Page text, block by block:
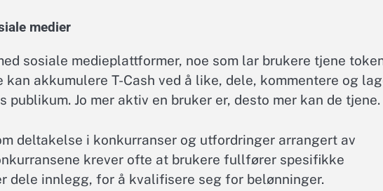
medier
sosiale medieplattformer, noe som lar brukere tjene
akkumulere T-Cash ved å like, dele, kommentere og
publikum. Jo mer aktiv en bruker er, desto mer kan de tjene.
deltakelse i konkurranser og utfordringer arrangert av
krever ofte at brukere fullfører spesifikke
dele innlegg, for å kvalifisere seg for belønninger.